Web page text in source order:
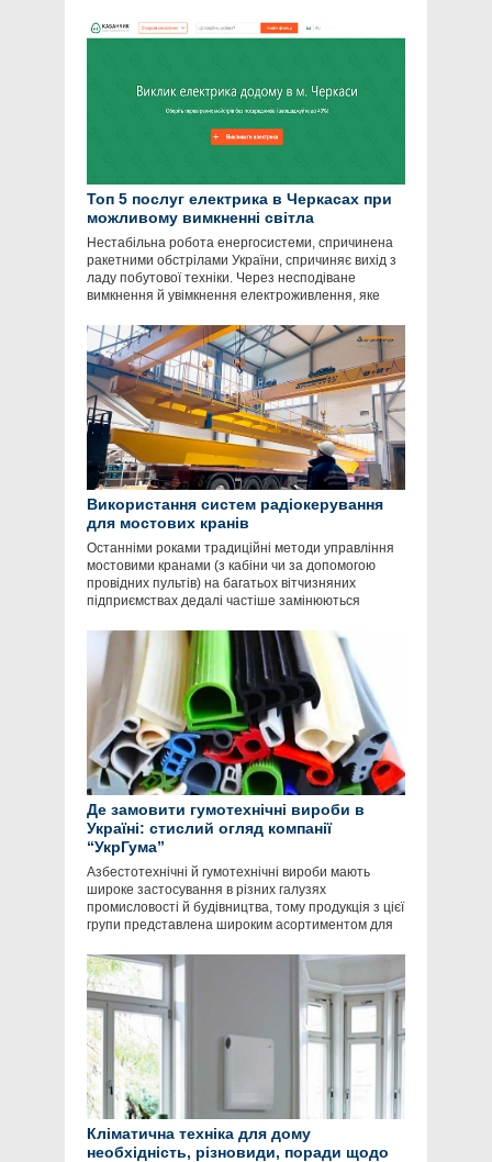
Топ 5 послуг електрика в Черкасах при
можливому вимкненні світла
Нестабільна робота енергосистеми, спричинена
ракетними обстрілами України, спричиняє вихід з
ладу побутової техніки. Через несподіване
вимкнення й увімкнення електроживлення, яке
Використання систем радіокерування
для мостових кранів
Останніми роками традиційні методи управління
мостовими кранами (з кабіни чи за допомогою
провідних пультів) на багатьох вітчизняних
підприємствах дедалі частіше замінюються
Де замовити гумотехнічні вироби в
Україні: стислий огляд компанії
“УкрГума”
Азбестотехнічні й гумотехнічні вироби мають
широке застосування в різних галузях
промисловості й будівництва, тому продукція з цієї
групи представлена широким асортиментом для
Кліматична техніка для дому
необхідність, різновиди, поради щодо